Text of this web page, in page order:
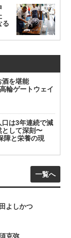
る
酒を堪能
輪ゲートウェイ
口は3年連続で減
として深刻〜
障と栄養の現
一覧へ
よしかつ
克弥